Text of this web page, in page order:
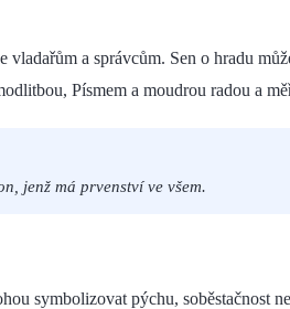
a správcům. Sen o hradu
Písmem a moudrou radou a
jenž má prvenství ve všem.
symbolizovat pýchu, soběstačnost